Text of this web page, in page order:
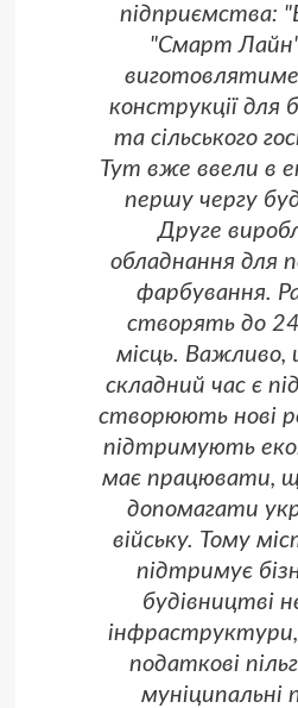
підприємства:
"Смарт
конструкції для
та сільського
Тут вже ввели в
першу чергу
Друге
обладнання для
фарбування.
створять до
місць. Важливо,
складний час є
створюють нові
підтримують
має працювати,
допомагати
війську. Тому
підтримує
будівництві
інфраструктури,
податкові
муніципальні